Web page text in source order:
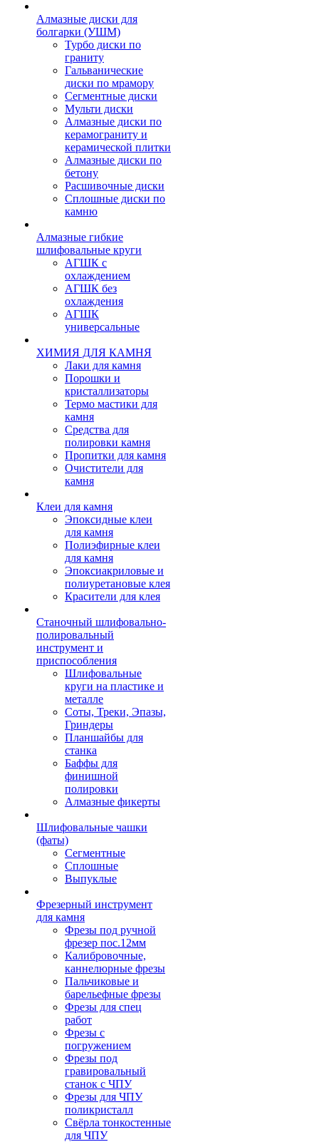
Алмазные диски для
болгарки (УШМ)
Турбо диски по
граниту
Гальванические
диски по мрамору
Сегментные диски
Мульти диски
Алмазные диски по
керамограниту и
керамической плитки
Алмазные диски по
бетону
Расшивочные диски
Сплошные диски по
камню
Алмазные гибкие
шлифовальные круги
АГШК с
охлаждением
АГШК без
охлаждения
АГШК
универсальные
ХИМИЯ ДЛЯ КАМНЯ
Лаки для камня
Порошки и
кристаллизаторы
Термо мастики для
камня
Средства для
полировки камня
Пропитки для камня
Очистители для
камня
Клеи для камня
Эпоксидные клеи
для камня
Полиэфирные клеи
для камня
Эпоксиакриловые и
полиуретановые клея
Красители для клея
Станочный шлифовально-
полировальный
инструмент и
приспособления
Шлифовальные
круги на пластике и
металле
Соты, Треки, Эпазы,
Гриндеры
Планшайбы для
станка
Баффы для
финишной
полировки
Алмазные фикерты
Шлифовальные чашки
(фаты)
Сегментные
Сплошные
Выпуклые
Фрезерный инструмент
для камня
Фрезы под ручной
фрезер пос.12мм
Калибровочные,
каннелюрные фрезы
Пальчиковые и
барельефные фрезы
Фрезы для спец
работ
Фрезы с
погружением
Фрезы под
гравировальный
станок с ЧПУ
Фрезы для ЧПУ
поликристалл
Свёрла тонкостенные
для ЧПУ